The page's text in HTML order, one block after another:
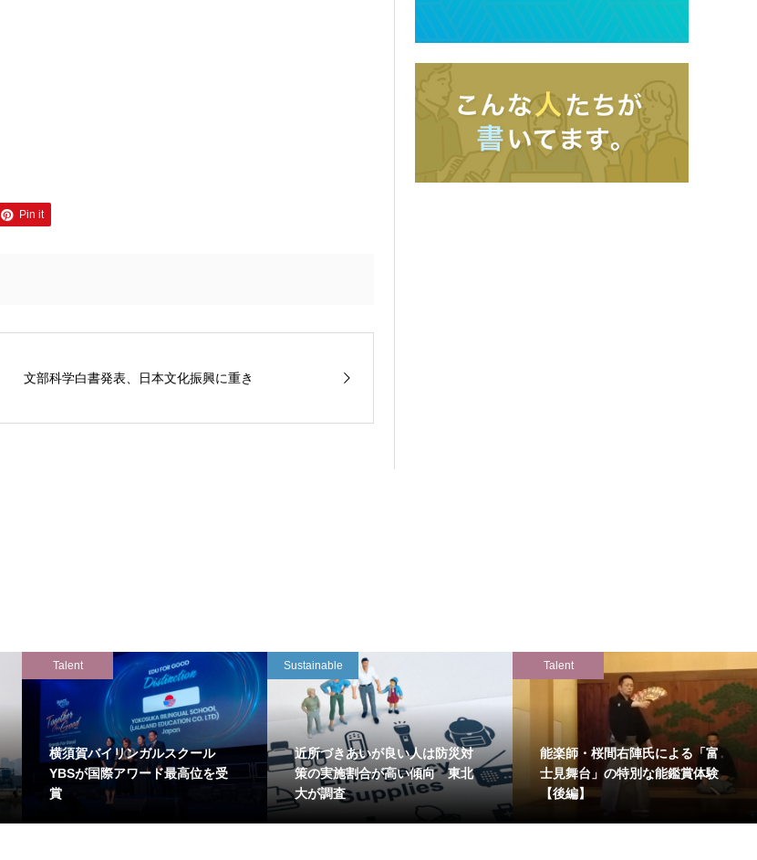
Pin it
文部科学白書発表、日本文化振興に重き
Talent
横須賀バイリンガルスクール
YBSが国際アワード最高位を受
賞
Sustainable
近所づきあいが良い人は防災対
策の実施割合が高い傾向 東北
大が調査
Talent
能楽師・桜間右陣氏による「富
士見舞台」の特別な能鑑賞体験
【後編】